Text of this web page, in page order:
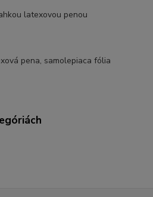
latexovou penou
pena, samolepiaca fólia